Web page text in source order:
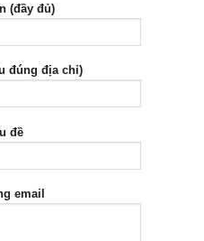
(đầy đủ)
đúng địa chỉ)
đề
email